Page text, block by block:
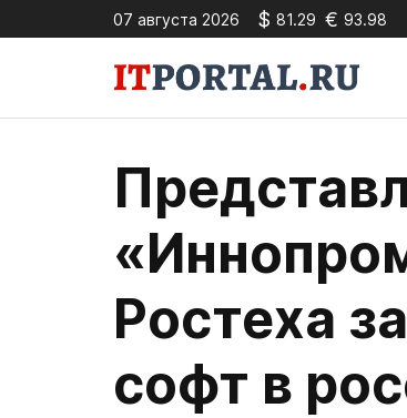
07 августа 2026 $ 81.29 € 93.98
Ростеха
софт в